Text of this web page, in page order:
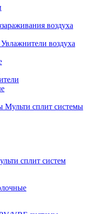
воздуха
Увлажнители воздуха
Мульти сплит системы
сплит систем